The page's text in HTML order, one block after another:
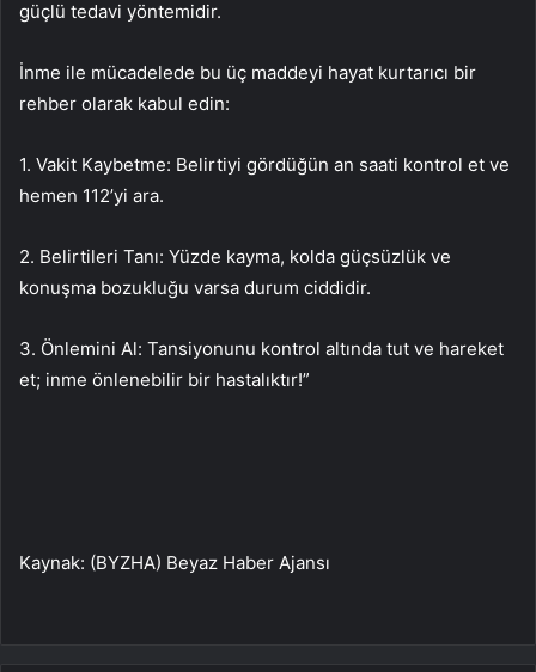
güçlü tedavi yöntemidir.
İnme ile mücadelede bu üç maddeyi hayat kurtarıcı bir
rehber olarak kabul edin:
1. Vakit Kaybetme: Belirtiyi gördüğün an saati kontrol et ve
hemen 112’yi ara.
2. Belirtileri Tanı: Yüzde kayma, kolda güçsüzlük ve
konuşma bozukluğu varsa durum ciddidir.
3. Önlemini Al: Tansiyonunu kontrol altında tut ve hareket
et; inme önlenebilir bir hastalıktır!”
Kaynak: (BYZHA) Beyaz Haber Ajansı